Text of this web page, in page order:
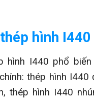
hình
hình I440 phổ
thép hình I440
thép hình I440